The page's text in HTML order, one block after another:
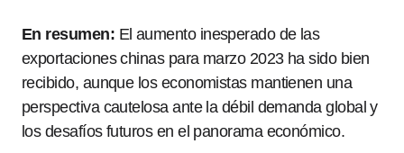
En resumen: El aumento inesperado de las
exportaciones chinas para marzo 2023 ha sido bien
recibido, aunque los economistas mantienen una
perspectiva cautelosa ante la débil demanda global y
los desafíos futuros en el panorama económico.